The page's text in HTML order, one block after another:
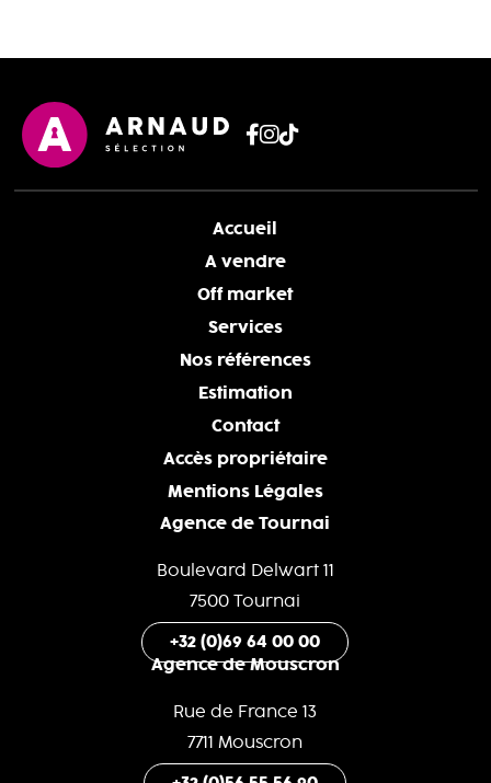
Accueil
A vendre
Off market
Services
Nos références
Estimation
Contact
Accès propriétaire
Mentions Légales
Agence de Tournai
Boulevard Delwart 11
7500 Tournai
+32 (0)69 64 00 00
Agence de Mouscron
Rue de France 13
7711 Mouscron